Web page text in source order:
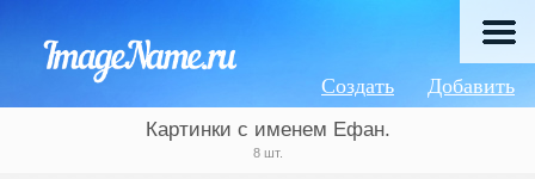
Добавить
Создать
Картинки с именем Ефан.
8 шт.